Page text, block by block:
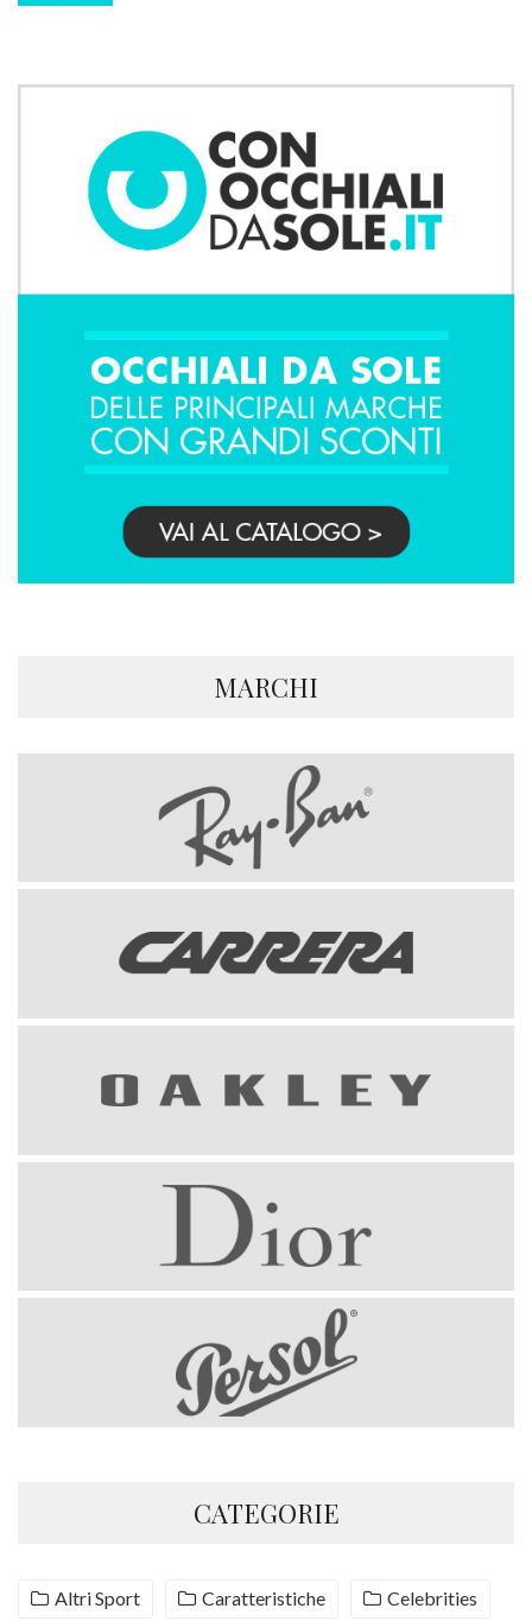
MARCHI
CATEGORIE
Altri Sport Caratteristiche Celebrities